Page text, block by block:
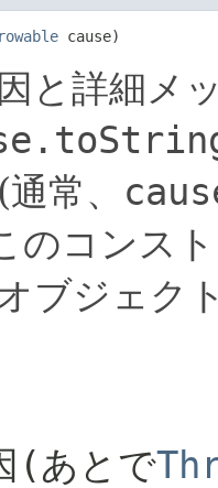
cause)
と詳細メ
常、
のコンス
ブジェク
(あとで